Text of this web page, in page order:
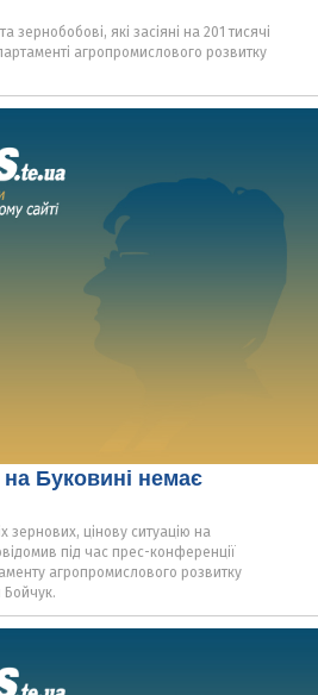
зернобобові, які засіяні на 201 тисячі
агропромислового розвитку
Буковині немає
зернових, цінову ситуацію на
під час прес-конференції
агропромислового розвитку
Бойчук.